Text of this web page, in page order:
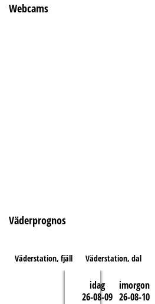
Webcams
Väderprognos
Väderstation, fjäll Väderstation, dal
idag
26-08-09
imorgon
26-08-10